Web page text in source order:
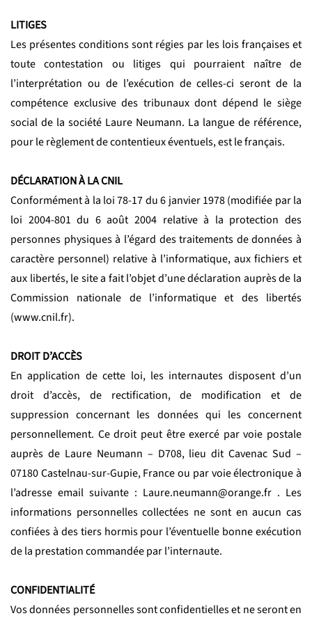
LITIGES
Les présentes conditions sont régies par les lois françaises et
toute contestation ou litiges qui pourraient naître de
l’interprétation ou de l’exécution de celles-ci seront de la
compétence exclusive des tribunaux dont dépend le siège
social de la société Laure Neumann. La langue de référence,
pour le règlement de contentieux éventuels, est le français.
DÉCLARATION À LA CNIL
Conformément à la loi 78-17 du 6 janvier 1978 (modifiée par la
loi 2004-801 du 6 août 2004 relative à la protection des
personnes physiques à l’égard des traitements de données à
caractère personnel) relative à l’informatique, aux fichiers et
aux libertés, le site a fait l’objet d’une déclaration auprès de la
Commission nationale de l’informatique et des libertés
(www.cnil.fr).
DROIT D’ACCÈS
En application de cette loi, les internautes disposent d’un
droit d’accès, de rectification, de modification et de
suppression concernant les données qui les concernent
personnellement. Ce droit peut être exercé par voie postale
auprès de Laure Neumann – D708, lieu dit Cavenac Sud –
07180 Castelnau-sur-Gupie, France ou par voie électronique à
l’adresse email suivante : Laure.neumann@orange.fr . Les
informations personnelles collectées ne sont en aucun cas
confiées à des tiers hormis pour l’éventuelle bonne exécution
de la prestation commandée par l’internaute.
CONFIDENTIALITÉ
Vos données personnelles sont confidentielles et ne seront en